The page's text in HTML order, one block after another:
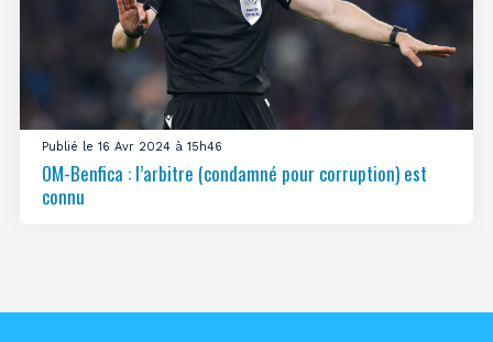
Publié le 16 Avr 2024 à 15h46
OM-Benfica : l’arbitre (condamné pour corruption) est
connu